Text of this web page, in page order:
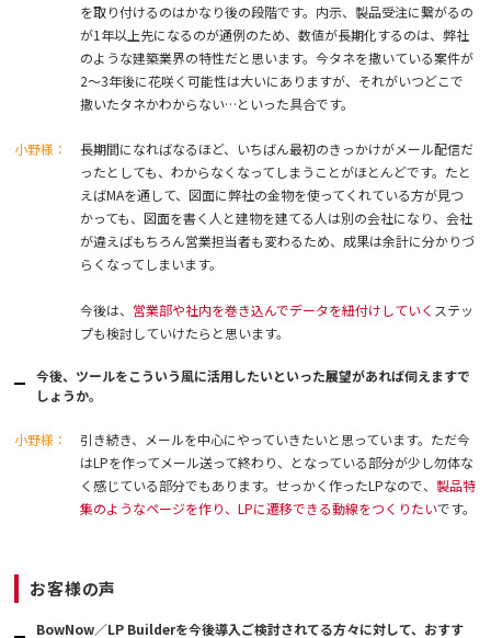
を取り付けるのはかなり後の段階です。内示、製品受注に繋がるの
が1年以上先になるのが通例のため、数値が長期化するのは、弊社
のような建築業界の特性だと思います。今タネを撒いている案件が
2〜3年後に花咲く可能性は大いにありますが、それがいつどこで
撒いたタネかわからない…といった具合です。
小野様：
長期間になればなるほど、いちばん最初のきっかけがメール配信だ
ったとしても、わからなくなってしまうことがほとんどです。たと
えばMAを通して、図面に弊社の金物を使ってくれている方が見つ
かっても、図面を書く人と建物を建てる人は別の会社になり、会社
が違えばもちろん営業担当者も変わるため、成果は余計に分かりづ
らくなってしまいます。
今後は、 営業部や社内を巻き込んでデータを紐付けしていく ステッ
プも検討していけたらと思います。
今後、ツールをこういう風に活用したいといった展望があれば伺えますで
しょうか。
小野様：
引き続き、メールを中心にやっていきたいと思っています。ただ今
はLPを作ってメール送って終わり、となっている部分が少し勿体な
く感じている部分でもあります。せっかく作ったLPなので、製品特
集のようなページを作り、LPに遷移できる動線をつくりたいです。
お客様の声
BowNow／LP Builderを今後導入ご検討されてる方々に対して、おすす